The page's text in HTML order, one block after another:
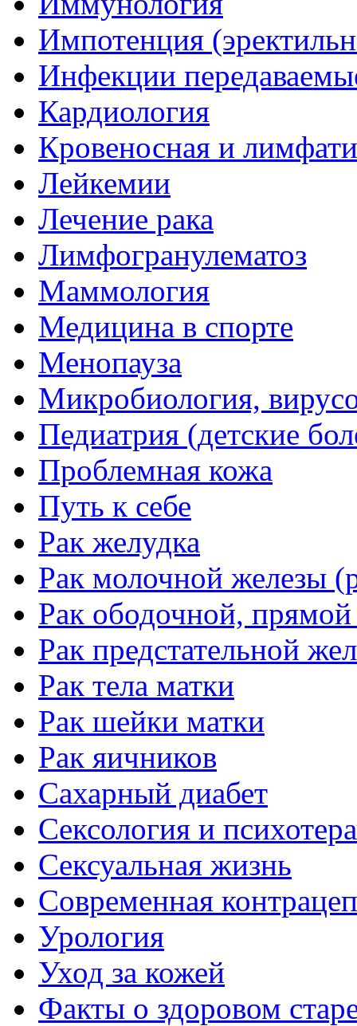
Импотенция
Инфекции
Кардиология
Кровеносная и
Лейкемии
Лечение рака
Лимфогранулематоз
Маммология
Медицина в спорте
Менопауза
Микробиология,
Педиатрия (детские
Проблемная кожа
Путь к себе
Рак желудка
Рак молочной железы
Рак ободочной,
Рак предстательной
Рак тела матки
Рак шейки матки
Рак яичников
Сахарный диабет
Сексология и
Сексуальная жизнь
Современная
Урология
Уход за кожей
Факты о здоровом